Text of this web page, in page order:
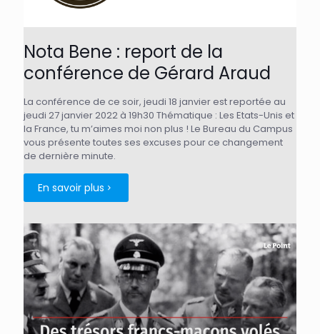
Nota Bene : report de la
conférence de Gérard Araud
La conférence de ce soir, jeudi 18 janvier est reportée au
jeudi 27 janvier 2022 à 19h30 Thématique : Les Etats-Unis et
la France, tu m’aimes moi non plus ! Le Bureau du Campus
vous présente toutes ses excuses pour ce changement
de dernière minute.
En savoir plus